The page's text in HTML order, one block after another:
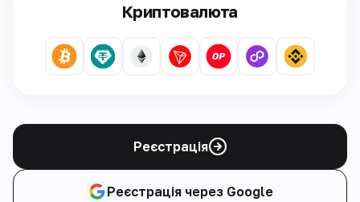
Криптовалюта
Реєстрація
Реєстрація через Google